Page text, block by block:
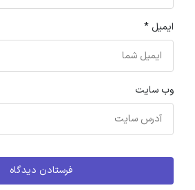
ایمیل *
وب‌ سایت